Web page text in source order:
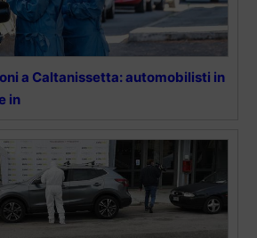
a Caltanissetta: automobilisti in
in